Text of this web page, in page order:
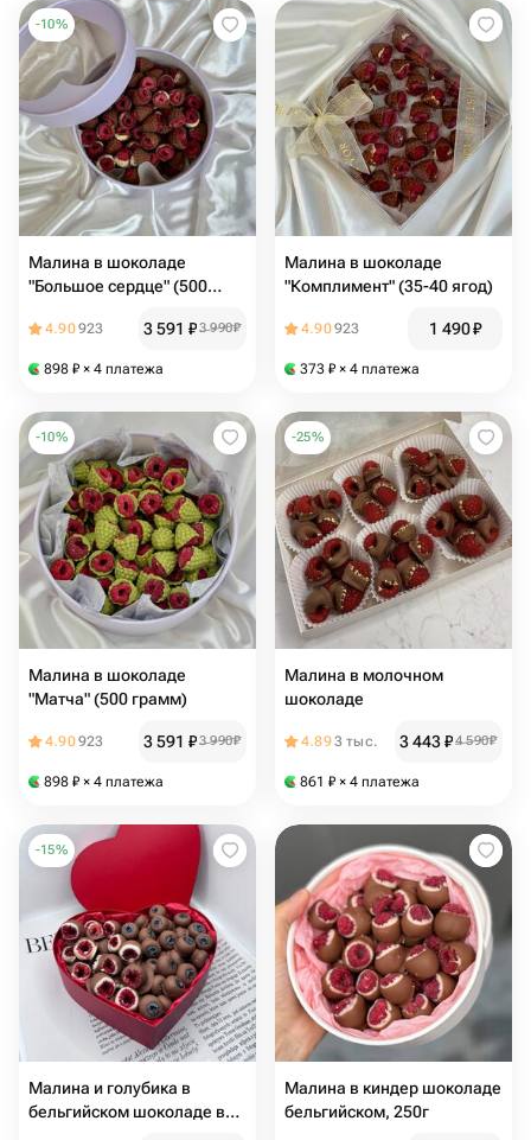
-10%
Малина в шоколаде
"Большое сердце" (500
4.90923 3 591 ₽3 990₽
898 ₽ × 4 платежа
Малина в шоколаде
"Комплимент" (35-40 ягод)
4.90923 1 490₽
373 ₽ × 4 платежа
-10%
Малина в шоколаде
"Матча" (500 грамм)
4.90923 3 591 ₽3 990₽
898 ₽ × 4 платежа
-25%
Малина в молочном
шоколаде
4.893 тыс. 3 443₽4 590₽
861 ₽ × 4 платежа
-15%
Малина и голубика в
бельгийском шоколаде в
Малина в киндер шоколаде
бельгийском, 250г